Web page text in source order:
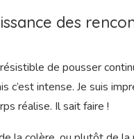
C’est le vide, le
fixe le plafond, je ne
maintenant.